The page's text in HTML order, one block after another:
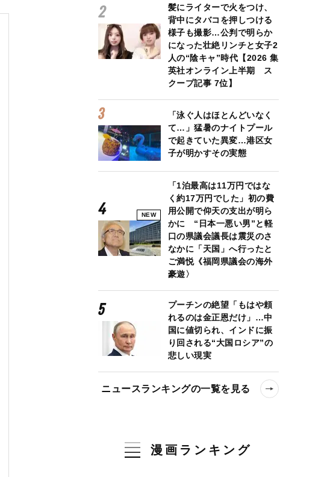
髪にライターで火をつけ、
背中にタバコを押しつける
様子も撮影…公判で明らか
になった壮絶リンチと女子2
人の“陰キャ”時代【2026 集
英社オンライン上半期 ス
クープ記事 7位】
「泳ぐ人はほとんどいなく
て…」猛暑のナイトプール
で起きていた異変…港区女
子が明かすその実態
NEW
「1泊最高は11万円ではな
く約17万円でした」初の費
用公開で仰天の支出が明ら
かに “日本一悪い男”と軽
口の県議会議長は震災のさ
なかに「天国」へ行ったと
ご満悦《福岡県議会の海外
豪遊〉
プーチンの絶望「もはや頼
れるのは金正恩だけ」…中
国に値切られ、インドに振
り回される“大国ロシア”の
悲しい現実
ニュースランキングの一覧を見る
漫画ランキング